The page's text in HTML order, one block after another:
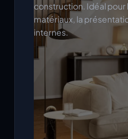
construction. Idéal pour
matériaux, la
internes.